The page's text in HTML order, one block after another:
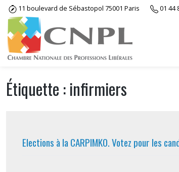
Skip
content
11 boulevard de Sébastopol 75001 Paris 01
Étiquette :infirmiers
Elections à la CARPIMKO. Votez pour les